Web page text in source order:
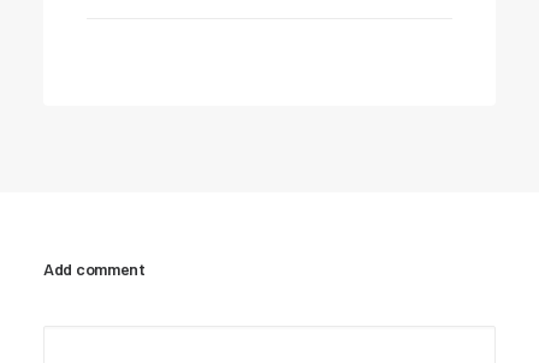
Add comment